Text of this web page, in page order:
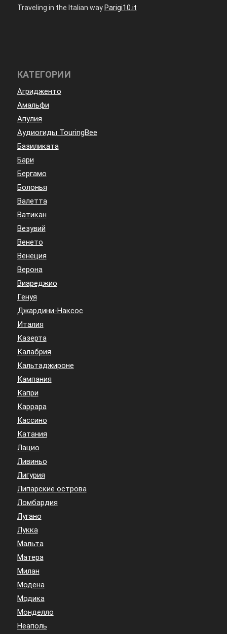
Traveling in the Italian wayParigi10.it
КАТЕГОРИИ
Агридженто
Амальфи
Апулия
Аудиогиды TouringBee
Базиликата
Бари
Бергамо
Болонья
Валетта
Ватикан
Везувий
Венето
Венеция
Верона
Виареджио
Генуя
Джардини-Наксос
Италия
Казерта
Калабрия
Кальтаджироне
Кампания
Капри
Каррара
Кассино
Катания
Лацио
Ливиньо
Лигурия
Липарские острова
Ломбардия
Лугано
Лукка
Мальта
Матера
Милан
Модена
Модика
Монделло
Неаполь